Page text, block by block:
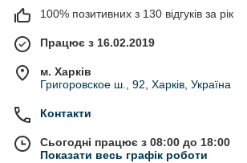
100% позитивних з 130 відгуків за рік
Працює з 16.02.2019
м. Харків
Григоровское ш., 92, Харків, Україна
Контакти
Сьогодні працює з 08:00 до 18:00
Показати весь графік роботи